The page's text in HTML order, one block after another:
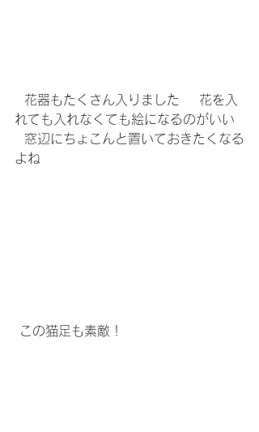
れても入れなくても絵になるのがいい
  窓辺にちょこんと置いておきたくなる
よね
この猫足も素敵！